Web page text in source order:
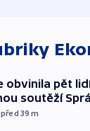
obvinila pět
soutěží
před 39 m